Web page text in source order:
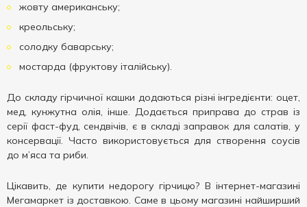
жовту американську;
креольську;
солодку баварську;
мостарда (фруктову італійську).
До складу гірчичної кашки додаються різні інгредієнти: оцет,
мед, кунжутна олія, інше. Додається приправа до страв із
серії фаст-фуд, сендвічів, є в складі заправок для салатів, у
консервації. Часто використовується для створення соусів
до м’яса та риби.
Цікавить, де купити недорогу гірчицю? В інтернет-магазині
Мегамаркет із доставкою. Саме в цьому магазині найширший